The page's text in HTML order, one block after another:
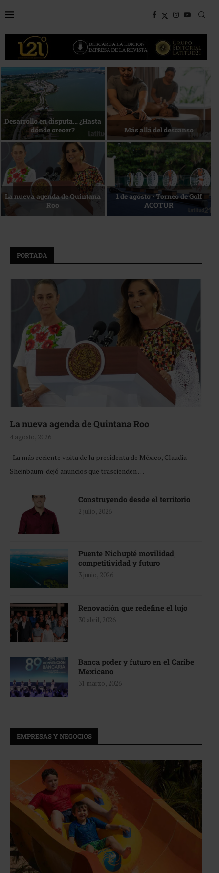
Bottega, un viaje servido a la
mesa
Energía que Impulsa la
competitividad
Reconocimiento de viajeros La esencia del servicio
PORTADA
La nueva agenda de Quintana Roo
4 agosto, 2026
La más reciente visita de la presidenta de México, Claudia
Sheinbaum, dejó anuncios que trascienden …
Construyendo desde el territorio
2 julio, 2026
Puente Nichupté movilidad,
competitividad y futuro
3 junio, 2026
Renovación que redefine el lujo
30 abril, 2026
Banca poder y futuro en el Caribe
Mexicano
31 marzo, 2026
EMPRESAS Y NEGOCIOS